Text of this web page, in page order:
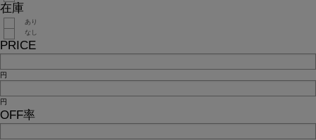
在庫
あり
なし
PRICE
円
円
OFF率